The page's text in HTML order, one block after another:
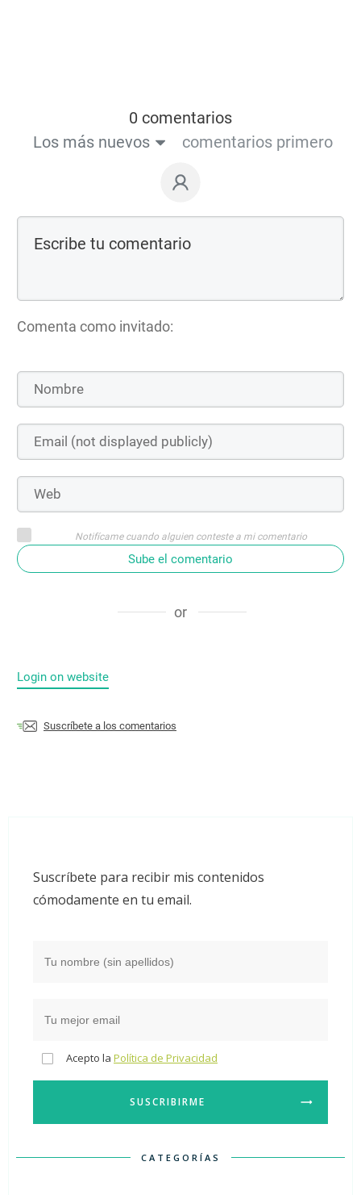
0 comentarios
Los más nuevos
comentarios primero
Comenta como invitado:
Notifícame cuando alguien conteste a mi comentario
Sube el comentario
or
Login on website
Suscríbete a los comentarios
Suscríbete para recibir mis contenidos
cómodamente en tu email.
Acepto la Política de Privacidad
SUSCRIBIRME
CATEGORÍAS